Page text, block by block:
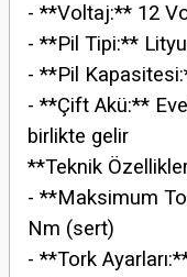
- **Voltaj:** 12
- **Pil Tipi:**
- **Pil
- **Çift Akü:**
birlikte gelir
**Teknik
- **Maksimum
Nm (sert)
- **Tork